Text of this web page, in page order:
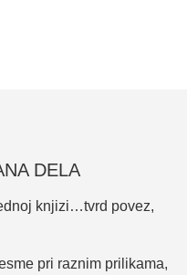
DELA
knjizi…tvrd povez,
pri raznim prilikama,